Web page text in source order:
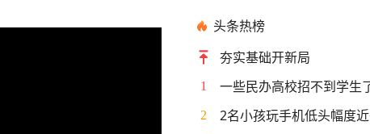
头条热榜
夯实基础开新局
1 一些民办高校招不到学生
2 2名小孩玩手机低头幅度